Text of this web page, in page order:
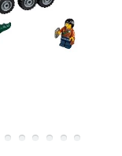
со
с помощью
полезных